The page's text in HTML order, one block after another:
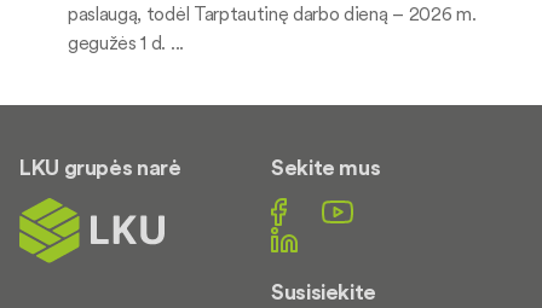
paslaugą, todėl Tarptautinę darbo dieną – 2026 m.
gegužės 1 d. ...
LKU grupės narė Sekite mus
Susisiekite